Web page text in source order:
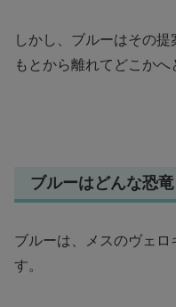
しかし、ブルーはその
もとから離れてどこかへ
ブルーはどんな恐竜
ブルーは、メスのヴェ
す。